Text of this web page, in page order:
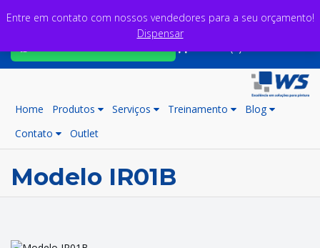
Home Produtos Serviços Treinamento
Blog
Contato
Outlet
Modelo IR01B
Entre em contato com nossos vendedores para a seu orçamento!
Dispensar